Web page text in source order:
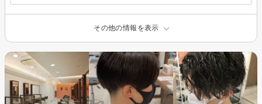
その他の情報を表示